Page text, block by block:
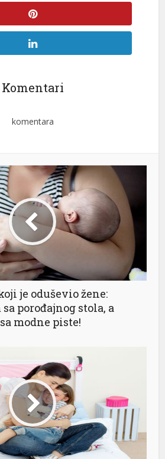
Komentari
komentara
je oduševio žene:
porođajnog stola, a
modne piste!